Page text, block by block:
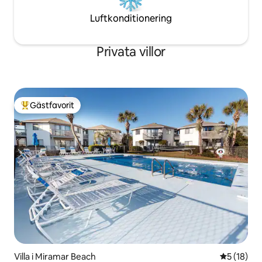
Luftkonditionering
Privata villor
Populär gästfavorit
Gästfavorit
Villa i Miramar Beach 5 av 5 i
5 (18)